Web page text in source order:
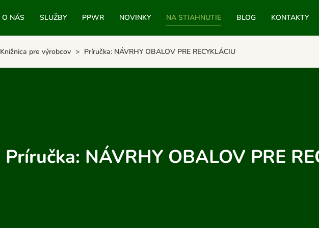
O NÁS SLUŽBY PPWR NOVINKY NA STIAHNUTIE BLOG KONTAKTY
Knižnica pre výrobcov Príručka: NÁVRHY OBALOV PRE RECYKLÁCIU
Príručka: NÁVRHY OBALOV PRE